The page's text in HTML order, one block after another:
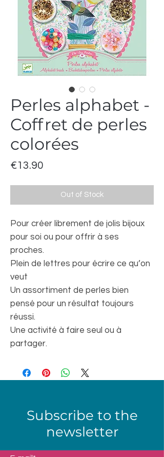
Perles alphabet -
Coffret de perles
colorées
€13.90
Out of Stock
Pour créer librement de jolis bijoux
pour soi ou pour offrir à ses
proches.
Plein de lettres pour écrire ce qu’on
veut
Un assortiment de perles bien
pensé pour un résultat toujours
réussi.
Une activité à faire seul ou à
partager.
Subscribe to the
newsletter